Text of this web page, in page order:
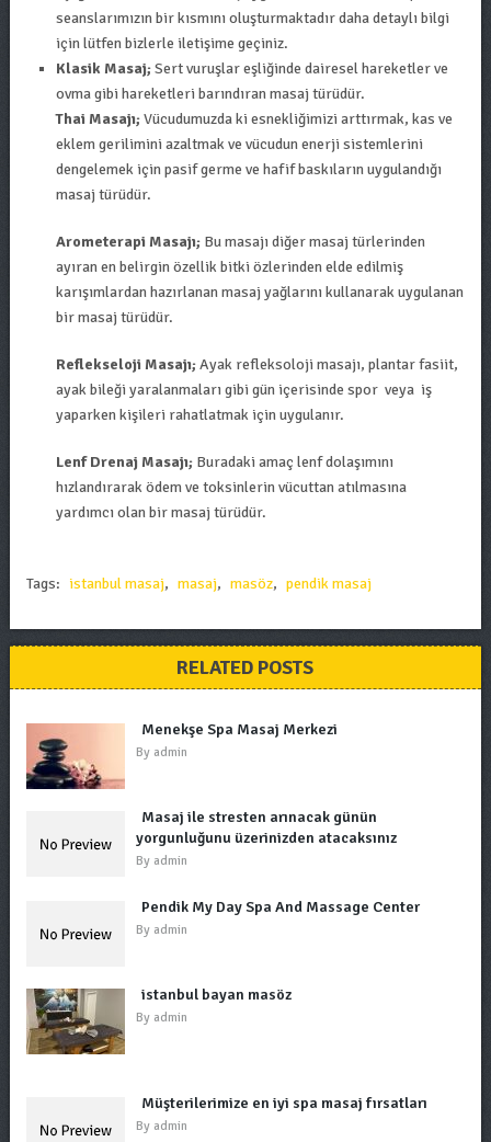
seanslarımızın bir kısmını oluşturmaktadır daha detaylı bilgi
için lütfen bizlerle iletişime geçiniz.
Klasik Masaj;Sert vuruşlar eşliğinde dairesel hareketler ve
ovma gibi hareketleri barındıran masaj türüdür.
Thai Masajı;Vücudumuzda ki esnekliğimizi arttırmak, kas ve
eklem gerilimini azaltmak ve vücudun enerji sistemlerini
dengelemek için pasif germe ve hafif baskıların uygulandığı
masaj türüdür.
Arometerapi Masajı;Bu masajı diğer masaj türlerinden
ayıran en belirgin özellik bitki özlerinden elde edilmiş
karışımlardan hazırlanan masaj yağlarını kullanarak uygulanan
bir masaj türüdür.
Reflekseloji Masajı;Ayak refleksoloji masajı, plantar fasiit,
ayak bileği yaralanmaları gibi gün içerisinde spor veya iş
yaparken kişileri rahatlatmak için uygulanır.
Lenf Drenaj Masajı;Buradaki amaç lenf dolaşımını
hızlandırarak ödem ve toksinlerin vücuttan atılmasına
yardımcı olan bir masaj türüdür.
Tags: istanbul masaj, masaj, masöz, pendik masaj
RELATED POSTS
Menekşe Spa Masaj Merkezi
By admin
Masaj ile stresten arınacak günün
yorgunluğunu üzerinizden atacaksınız
By admin
Pendik My Day Spa And Massage Center
By admin
istanbul bayan masöz
By admin
Müşterilerimize en iyi spa masaj fırsatları
By admin